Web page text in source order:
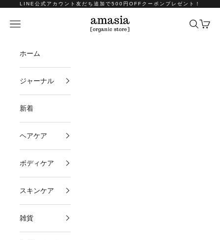
コンテンツへスキップ
LINE公式アカウント友だち追加で500円OFFクーポンプレゼント！
amasia organic store
メニュー 検索カート
ホーム
ジャーナル
新着
ヘアケア
ボディケア
スキンケア
雑貨